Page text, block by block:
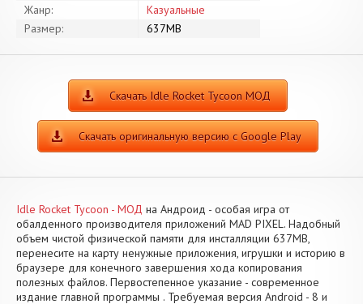
Жанр:
Казуальные
Размер:
637MB
Скачать Idle Rocket Tycoon МОД
Скачать оригинальную версию с Google Play
Idle Rocket Tycoon - МОД на Андроид - особая игра от
обалденного производителя приложений MAD PIXEL. Надобный
объем чистой физической памяти для инсталляции 637MB,
перенесите на карту ненужные приложения, игрушки и историю в
браузере для конечного завершения хода копирования
полезных файлов. Первостепенное указание - современное
издание главной программы . Требуемая версия Android - 8 и